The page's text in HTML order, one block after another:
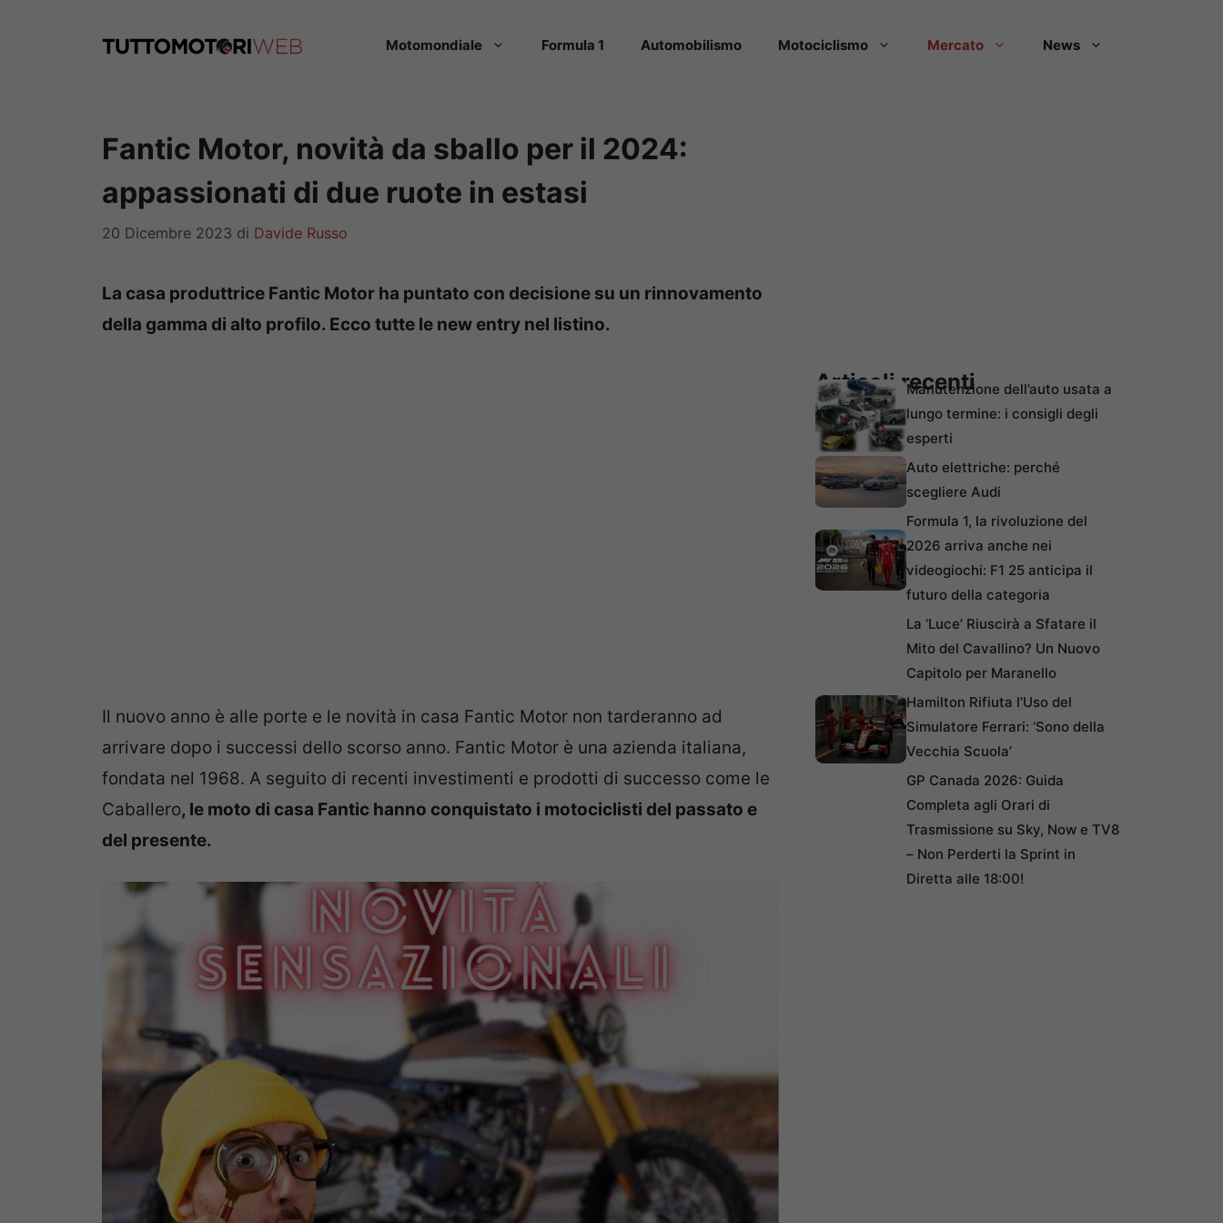
Motomondiale Formula 1 Automobilismo Motociclismo Mercato News
Fantic Motor, novità da sballo per il 2024:
appassionati di due ruote in estasi
20 Dicembre 2023 di Davide Russo
La casa produttrice Fantic Motor ha puntato con decisione su un rinnovamento
della gamma di alto profilo. Ecco tutte le new entry nel listino.
Il nuovo anno è alle porte e le novità in casa Fantic Motor non tarderanno ad
arrivare dopo i successi dello scorso anno. Fantic Motor è una azienda italiana,
fondata nel 1968. A seguito di recenti investimenti e prodotti di successo come le
Caballero, le moto di casa Fantic hanno conquistato i motociclisti del passato e
del presente.
Articoli recentiManutenzione dell’auto usata a
lungo termine: i consigli degli
esperti
Auto elettriche: perché
scegliere Audi
Formula 1, la rivoluzione del
2026 arriva anche nei
videogiochi: F1 25 anticipa il
futuro della categoria
La ‘Luce’ Riuscirà a Sfatare il
Mito del Cavallino? Un Nuovo
Capitolo per Maranello
Hamilton Rifiuta l’Uso del
Simulatore Ferrari: ‘Sono della
Vecchia Scuola’
GP Canada 2026: Guida
Completa agli Orari di
Trasmissione su Sky, Now e TV8
– Non Perderti la Sprint in
Diretta alle 18:00!